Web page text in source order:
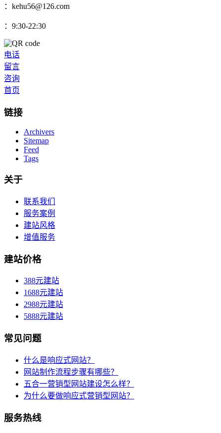
：kehu56@126.com
：9:30-22:30
电话
留言
咨询
首页
链接
Archivers
Sitemap
Feed
Tags
关于
联系我们
服务案例
建站风格
增值服务
建站价格
388元建站
1688元建站
2988元建站
5888元建站
常见问题
什么是响应式网站？
网站制作流程步骤有哪些？
五合一营销型网站建设怎么样？
为什么要做响应式营销型网站？
服务热线